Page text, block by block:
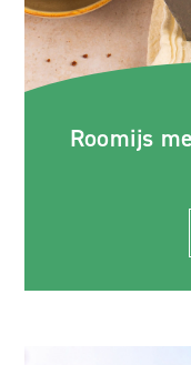
Roomijs